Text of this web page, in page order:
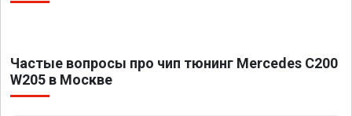
Частые вопросы про чип тюнинг Mercedes C200
W205 в Москве